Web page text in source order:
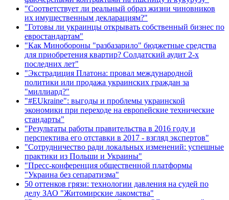
"Соответствует ли реальный образ жизни чиновников
их имущественным декларациям?"
"Готовы ли украинцы открывать собственный бизнес по
евростандартам"
"Как Минобороны "разбазарило" бюджетные средства
для приобретения квартир? Солдатский аудит 2-х
последних лет"
"Экстрадиция Платона: провал международной
политики или продажа украинских граждан за
"миллиард?"
"#EUkraine": выгоды и проблемы украинской
экономики при переходе на европейские технические
стандарты"
"Результаты работы правительства в 2016 году и
перспектива его отставки в 2017 - взгляд экспертов"
"Сотрудничество ради локальных изменений: успешные
практики из Польши и Украины"
"Пресс-конференция общественной платформы
"Украина без сепаратизма"
50 оттенков грязи: технологии давления на судей по
делу ЗАО "Житомирские лакомства"